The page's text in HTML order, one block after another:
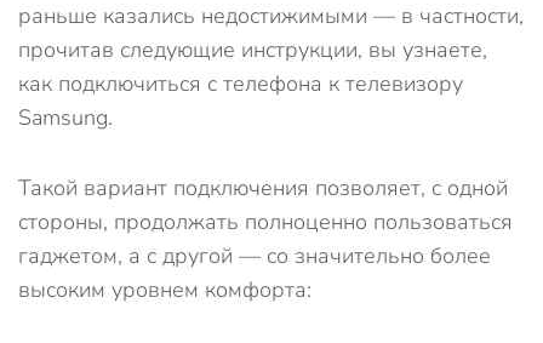
раньше казались недостижимыми — в частности,
прочитав следующие инструкции, вы узнаете,
как подключиться с телефона к телевизору
Samsung.
Такой вариант подключения позволяет, с одной
стороны, продолжать полноценно пользоваться
гаджетом, а с другой — со значительно более
высоким уровнем комфорта: